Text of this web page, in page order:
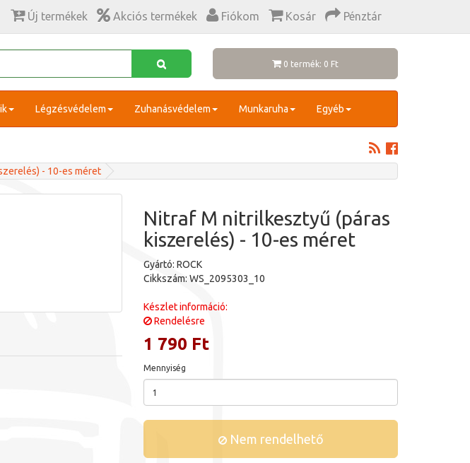
Új termékek Akciós termékek Fiókom Kosár Pénztár
0 termék: 0 Ft
Légzésvédelem Zuhanásvédelem Munkaruha Egyéb
- 10-es méret
Nitraf M nitrilkesztyű (páras
kiszerelés) - 10-es méret
Gyártó: ROCK
Cikkszám: WS_2095303_10
Készlet információ:
Rendelésre
1 790 Ft
Mennyiség
Nem rendelhető